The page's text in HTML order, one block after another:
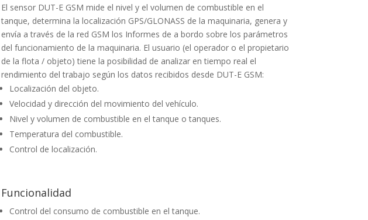
El sensor DUT-E GSM mide el nivel y el volumen de combustible en el
tanque, determina la localización GPS/GLONASS de la maquinaria, genera y
envía a través de la red GSM los Informes de a bordo sobre los parámetros
del funcionamiento de la maquinaria. El usuario (el operador o el propietario
de la flota / objeto) tiene la posibilidad de analizar en tiempo real el
rendimiento del trabajo según los datos recibidos desde DUT-E GSM:
Localización del objeto.
Velocidad y dirección del movimiento del vehículo.
Nivel y volumen de combustible en el tanque o tanques.
Temperatura del combustible.
Control de localización.
Funcionalidad
Control del consumo de combustible en el tanque.